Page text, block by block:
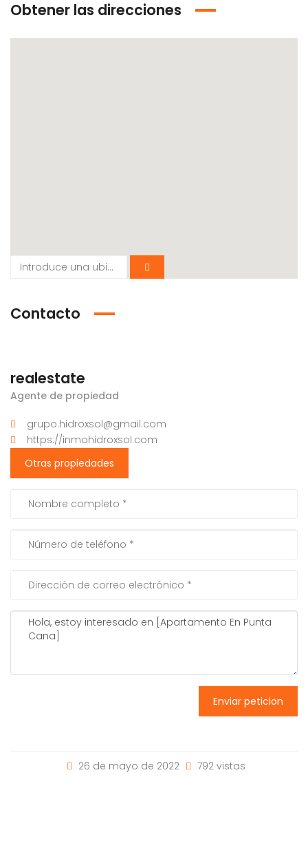
Obtener las direcciones
Contacto
realestate
Agente de propiedad
grupo.hidroxsol@gmail.com
https://inmohidroxsol.com
Otras propiedades
Enviar peticion
26 de mayo de 2022 792 vistas